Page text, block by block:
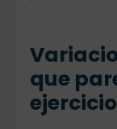
que
ejercicio